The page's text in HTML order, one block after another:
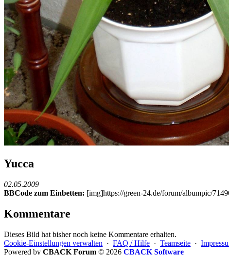
Yucca
02.05.2009
BBCode zum Einbetten: [img]https://green-24.de/forum/albumpic/
Kommentare
Dieses Bild hat bisher noch keine Kommentare erhalten.
Cookie-Einstellungen verwalten · FAQ / Hilfe · Teamseite ·
Powered by CBACK Forum © 2026 CBACK Software